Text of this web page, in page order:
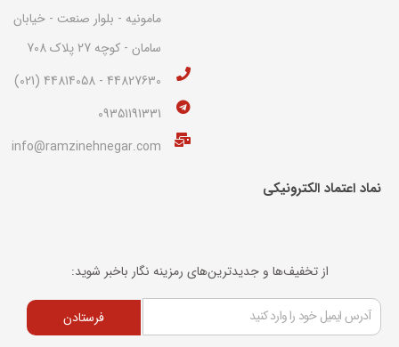
مامونیه - بلوار صنعت - خیابان
سامان - کوچه 27 پلاک 708
44827630 - 44814058 (021)
09351191331
info@ramzinehnegar.com
نماد اعتماد الکترونیکی​
از تخفیف‌ها و جدیدترین‌های رمزینه نگار باخبر شوید:
فرستادن